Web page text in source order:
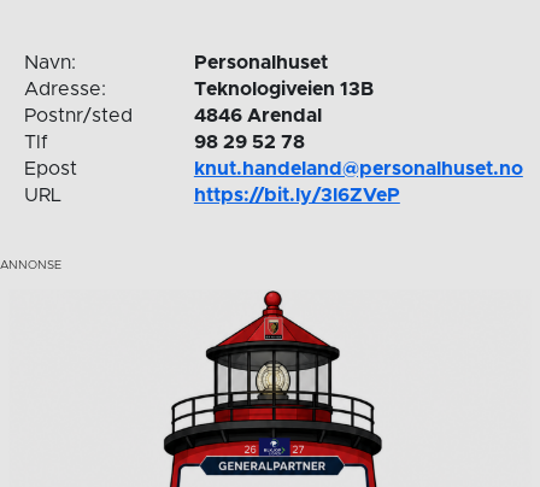
Navn:
Personalhuset
Adresse:
Teknologiveien 13B
Postnr/sted
4846 Arendal
Tlf
98 29 52 78
Epost
knut.handeland@personalhuset.no
URL
https://bit.ly/3l6ZVeP